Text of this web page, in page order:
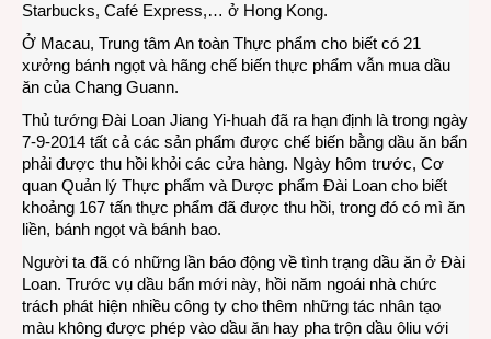
Starbucks, Café Express,… ở Hong Kong.
Ở Macau, Trung tâm An toàn Thực phẩm cho biết có 21
xưởng bánh ngọt và hãng chế biến thực phẩm vẫn mua dầu
ăn của Chang Guann.
Thủ tướng Đài Loan Jiang Yi-huah đã ra hạn định là trong ngày
7-9-2014 tất cả các sản phẩm được chế biến bằng dầu ăn bẩn
phải được thu hồi khỏi các cửa hàng. Ngày hôm trước, Cơ
quan Quản lý Thực phẩm và Dược phẩm Đài Loan cho biết
khoảng 167 tấn thực phẩm đã được thu hồi, trong đó có mì ăn
liền, bánh ngọt và bánh bao.
Người ta đã có những lần báo động về tình trạng dầu ăn ở Đài
Loan. Trước vụ dầu bẩn mới này, hồi năm ngoái nhà chức
trách phát hiện nhiều công ty cho thêm những tác nhân tạo
màu không được phép vào dầu ăn hay pha trộn dầu ôliu với